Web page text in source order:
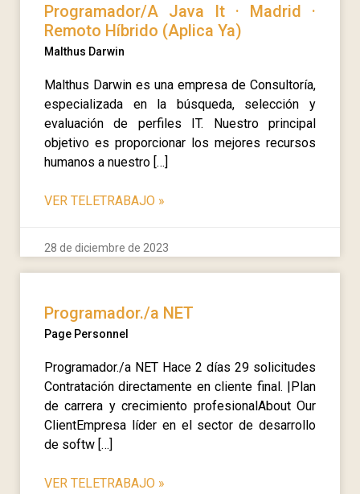
Programador/A Java It · Madrid ·
Remoto Híbrido (Aplica Ya)
Malthus Darwin
Malthus Darwin es una empresa de Consultoría,
especializada en la búsqueda, selección y
evaluación de perfiles IT. Nuestro principal
objetivo es proporcionar los mejores recursos
humanos a nuestro […]
VER TELETRABAJO »
28 de diciembre de 2023
Programador./a NET
Page Personnel
Programador./a NET Hace 2 días 29 solicitudes
Contratación directamente en cliente final. |Plan
de carrera y crecimiento profesionalAbout Our
ClientEmpresa líder en el sector de desarrollo
de softw […]
VER TELETRABAJO »